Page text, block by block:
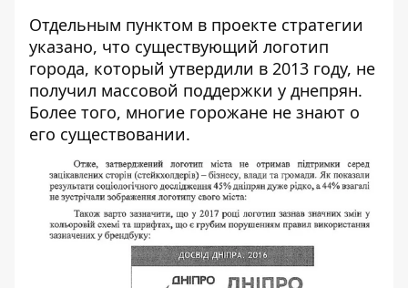
Отдельным пунктом в проекте стратегии
указано, что существующий логотип
города, который утвердили в 2013 году, не
получил массовой поддержки у днепрян.
Более того, многие горожане не знают о
его существовании.